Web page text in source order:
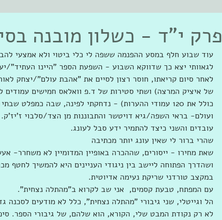
פרק י"ד - כשלון מובנה
עוד שבוע חלף במסע ההפנמה ששפה לי כלי ביטוי ולא אמצעי
לגאוותי יצא כך שדווקא השבוע - השפעת הספר "היינו העתיד"/
לאחר סיום קריאתו, חוסר רצון לסיים את "אהבת עולם"/יצחק
של איציק המרצה) ושתי סטירות של ד.פ וואלאס חמישים עמודים
כולל את 120 עמודי ההערות) - נדחקתי לפינה, שבה כמפלט
ועולם- בראי השפה/גיא דויטשר והתבוננות מן הצד/סלבוי
עובדים והשני כיצד להתמיר ידע סבל לעונג.
שהרי ברור לי שאין עונג יותר מכתיבה
שאת מחירו - ייסורים, שההכרה באופיין המדומיין לא משחרר-
ושהדרך הפתוחה ליישב בין ניגודי העניינים היא להמשיך לחטף
במקצב טורדני שריקת נעימה אדיוטית.
עם המפתח, טבעת קסמים,  אני שב לקרוא ב"מהתלה נצחית".
הל וגייטלי, שני גיבורי "מהתלה נצחית", כלל לא מודעים לסכנה
לא רק נקודת המבט שלי, הקורא, הוא שלהם, של גיבורי הספר.